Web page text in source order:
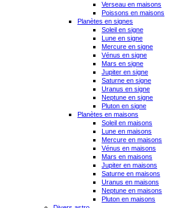
Verseau en maisons
Poissons en maisons
Planètes en signes
Soleil en signe
Lune en signe
Mercure en signe
Vénus en signe
Mars en signe
Jupiter en signe
Saturne en signe
Uranus en signe
Neptune en signe
Pluton en signe
Planètes en maisons
Soleil en maisons
Lune en maisons
Mercure en maisons
Vénus en maisons
Mars en maisons
Jupiter en maisons
Saturne en maisons
Uranus en maisons
Neptune en maisons
Pluton en maisons